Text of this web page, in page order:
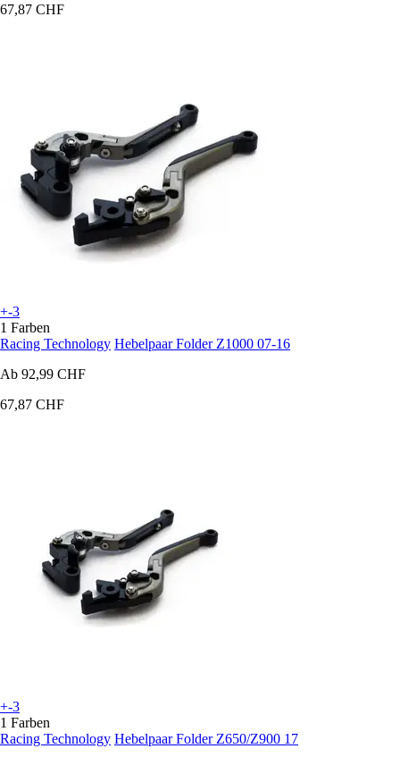
67,87 CHF
+-3
1 Farben
Racing Technology Hebelpaar Folder Z1000 07-16
Ab 92,99 CHF
67,87 CHF
+-3
1 Farben
Racing Technology Hebelpaar Folder Z650/Z900 17